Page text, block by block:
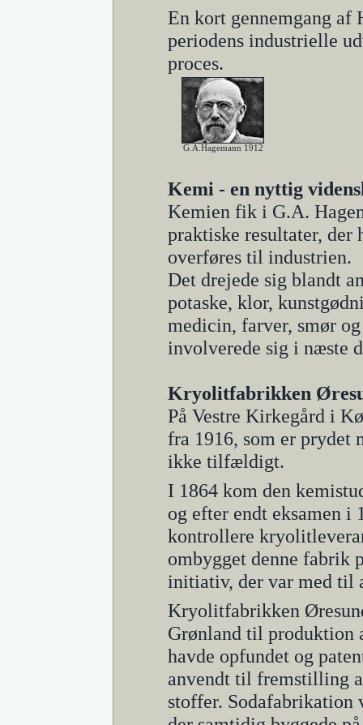
En kort gennemgang af
periodens industrielle
proces.
G.A.Hagemann 1912
Kemi - en nyttig
Kemien fik i G.A.
praktiske resultater, der
overføres til industrien.
Det drejede sig blandt
potaske, klor,
medicin, farver, smør
involverede sig i næste
Kryolitfabrikken
På Vestre Kirkegård i
fra 1916, som er prydet
ikke tilfældigt.
I 1864 kom den
og efter endt eksamen
kontrollere
ombygget denne fabrik
initiativ, der var med til
Kryolitfabrikken
Grønland til produktion
havde opfundet og
anvendt til fremstilling
stoffer. Sodafabrikation